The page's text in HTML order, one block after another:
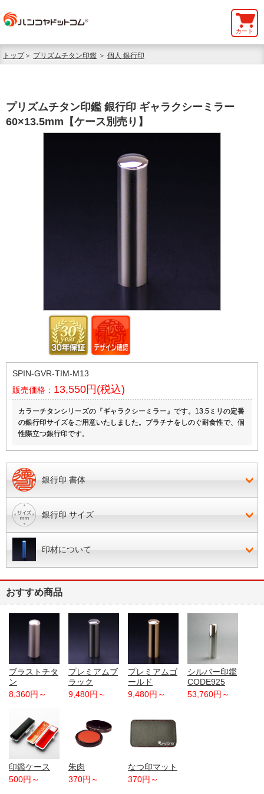
カート
トップ＞ プリズムチタン印鑑 ＞ 個人 銀行印
プリズムチタン印鑑 銀行印 ギャラクシーミラー
60×13.5mm【ケース別売り】
SPIN-GVR-TIM-M13
販売価格： 13,550円(税込)
カラーチタンシリーズの『ギャラクシーミラー』です。13.5ミリの定番
の銀行印サイズをご用意いたしました。プラチナをしのぐ耐食性で、個
性際立つ銀行印です。
銀行印 書体
銀行印 サイズ
印材について
おすすめ商品
ブラストチタ
ン
8,360円～
プレミアムブ
ラック
9,480円～
プレミアムゴ
ールド
9,480円～
シルバー印鑑
CODE925
53,760円～
印鑑ケース
500円～
朱肉
370円～
なつ印マット
370円～